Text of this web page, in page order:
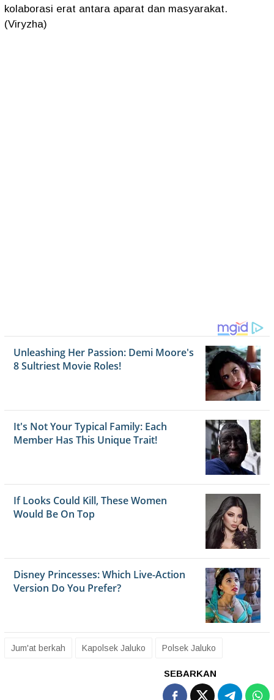
kolaborasi erat antara aparat dan masyarakat.
(Viryzha)
Jum'at berkah Kapolsek Jaluko Polsek Jaluko
SEBARKAN